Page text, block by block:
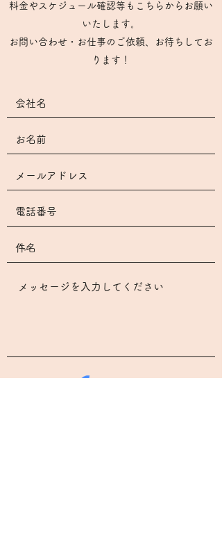
​料金やスケジュール確認等もこちらからお願い
いたします。
お問い合わせ・お仕事のご依頼、お待ちしてお
ります！